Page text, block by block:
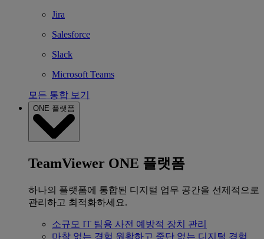
Jira
Salesforce
Slack
Microsoft Teams
모든 통합 보기
ONE 플랫폼
TeamViewer ONE 플랫폼
하나의 플랫폼에 통합된 디지털 업무 공간을 선제적으로
관리하고 최적화하세요.
소규모 IT 팀용 사전 예방적 장치 관리
마찰 없는 경험 원활하고 중단 없는 디지털 경험